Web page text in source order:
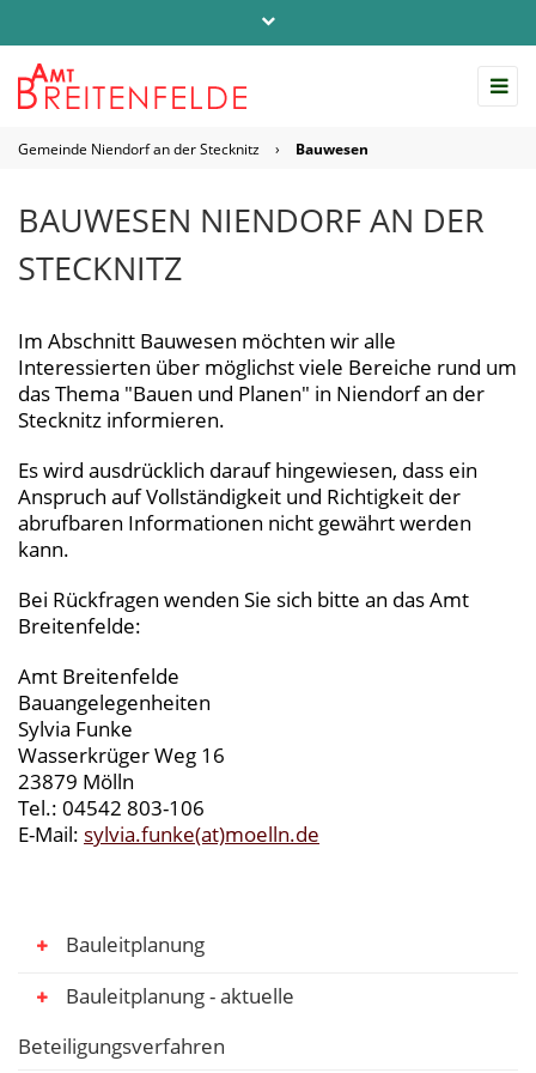
info@amt-breitenfelde.de
Gemeinde Niendorf an der Stecknitz › Bauwesen
BAUWESEN NIENDORF AN DER
STECKNITZ
Im Abschnitt Bauwesen möchten wir alle
Interessierten über möglichst viele Bereiche rund um
das Thema "Bauen und Planen" in Niendorf an der
Stecknitz informieren.
Es wird ausdrücklich darauf hingewiesen, dass ein
Anspruch auf Vollständigkeit und Richtigkeit der
abrufbaren Informationen nicht gewährt werden
kann.
Bei Rückfragen wenden Sie sich bitte an das Amt
Breitenfelde:
Amt Breitenfelde
Bauangelegenheiten
Sylvia Funke
Wasserkrüger Weg 16
23879 Mölln
Tel.: 04542 803-106
E-Mail: sylvia.funke(at)moelln.de
Bauleitplanung
Bauleitplanung - aktuelle
Beteiligungsverfahren